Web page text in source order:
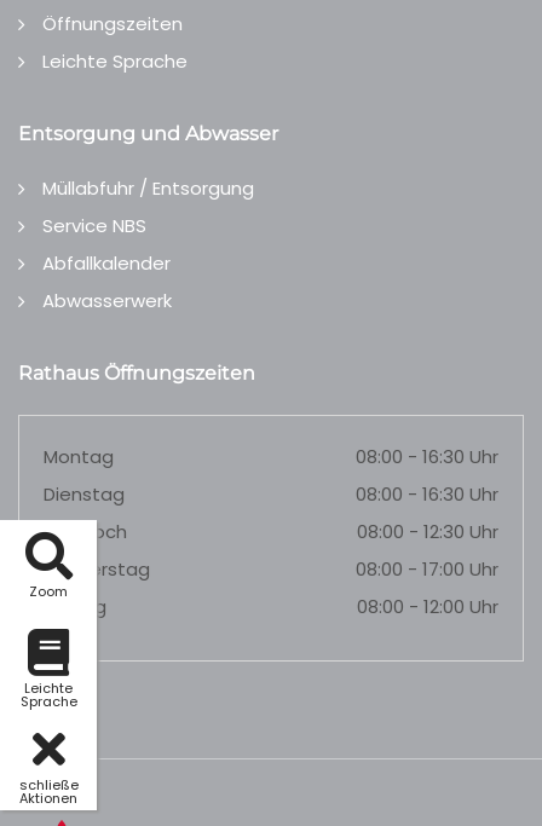
Zoom
Leichte
Sprache
schließe
Aktionen
Öffnungszeiten
Leichte Sprache
Entsorgung und Abwasser
Müllabfuhr / Entsorgung
Service NBS
Abfallkalender
Abwasserwerk
Rathaus Öffnungszeiten
Montag
08:00 - 16:30 Uhr
Dienstag
08:00 - 16:30 Uhr
Mittwoch
08:00 - 12:30 Uhr
Donnerstag
08:00 - 17:00 Uhr
Freitag
08:00 - 12:00 Uhr